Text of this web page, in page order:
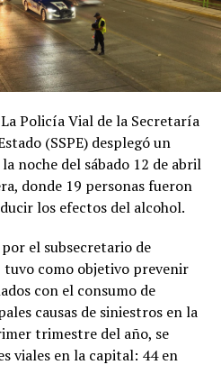
Policía Vial de la Secretaría
(SSPE) desplegó un
noche del sábado 12 de abril
donde 19 personas fueron
los efectos del alcohol.
el subsecretario de
tuvo como objetivo prevenir
con el consumo de
causas de siniestros en la
trimestre del año, se
viales en la capital: 44 en